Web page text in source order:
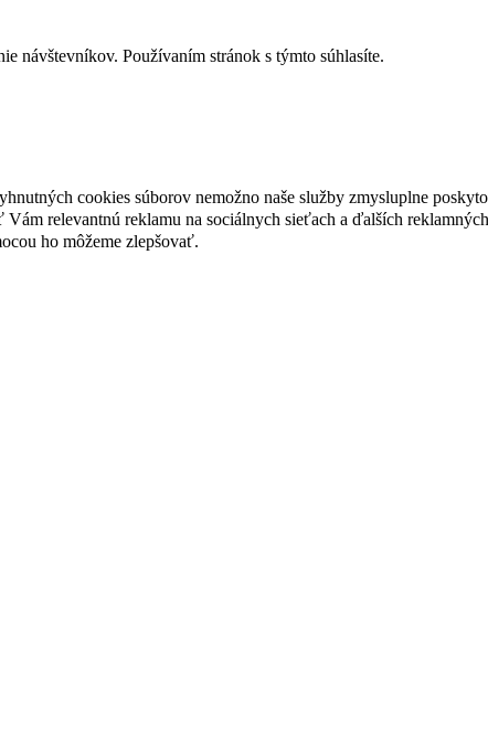
návštevníkov. Používaním stránok s týmto súhlasíte.
cookies súborov nemožno naše služby zmysluplne
relevantnú reklamu na sociálnych sieťach a ďalších
ho môžeme zlepšovať.